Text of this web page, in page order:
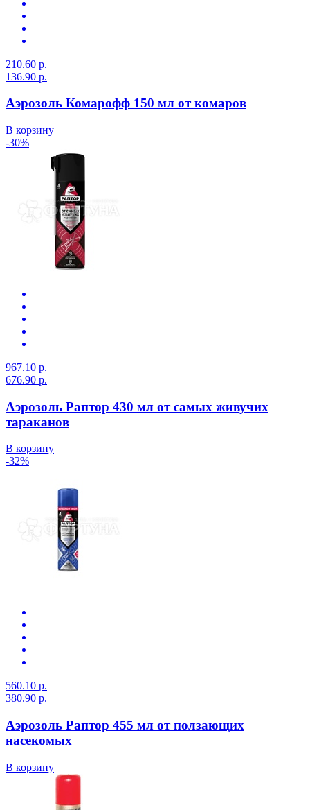
210.60 р.
136.90 р.
Аэрозоль Комарофф 150 мл от комаров
В корзину
-30%
967.10 р.
676.90 р.
Аэрозоль Раптор 430 мл от самых живучих
тараканов
В корзину
-32%
560.10 р.
380.90 р.
Аэрозоль Раптор 455 мл от ползающих
насекомых
В корзину